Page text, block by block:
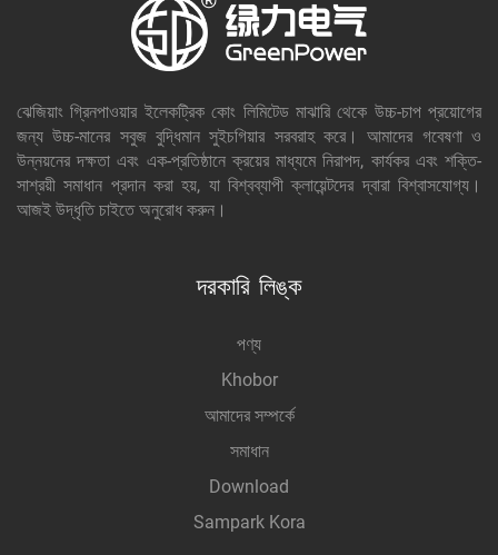
ঝেজিয়াং গ্রিনপাওয়ার ইলেকট্রিক কোং লিমিটেড মাঝারি থেকে উচ্চ-চাপ প্রয়োগের
জন্য উচ্চ-মানের সবুজ বুদ্ধিমান সুইচগিয়ার সরবরাহ করে। আমাদের গবেষণা ও
উন্নয়নের দক্ষতা এবং এক-প্রতিষ্ঠানে ক্রয়ের মাধ্যমে নিরাপদ, কার্যকর এবং শক্তি-
সাশ্রয়ী সমাধান প্রদান করা হয়, যা বিশ্বব্যাপী ক্লায়েন্টদের দ্বারা বিশ্বাসযোগ্য।
আজই উদ্ধৃতি চাইতে অনুরোধ করুন।
দরকারি লিঙ্ক
পণ্য
Khobor
আমাদের সম্পর্কে
সমাধান
Download
Sampark Kora